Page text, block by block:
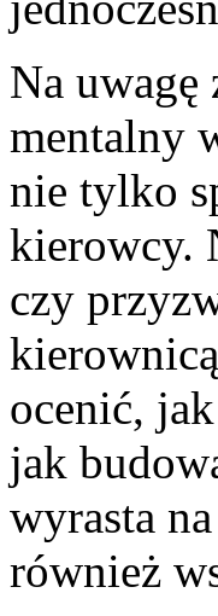
Na uwagę
mentalny
nie tylko
kierowcy.
czy
ocenić,
jak
wyrasta
również